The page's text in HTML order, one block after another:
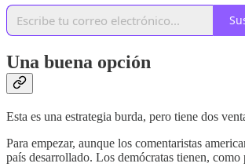
Una buena opción
Esta es una estrategia burda, pero tiene dos
Para empezar, aunque los comentaristas
país desarrollado. Los demócratas tienen,